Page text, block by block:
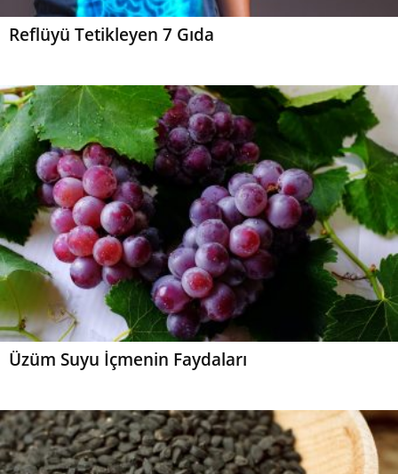
Reflüyü Tetikleyen 7 Gıda
Üzüm Suyu İçmenin Faydaları